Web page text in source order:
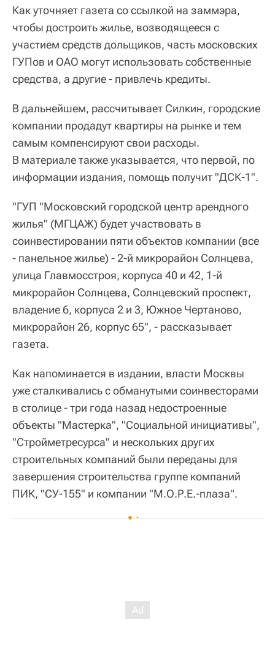
Как уточняет газета со ссылкой на заммэра,
чтобы достроить жилье, возводящееся с
участием средств дольщиков, часть московских
ГУПов и ОАО могут использовать собственные
средства, а другие - привлечь кредиты.
В дальнейшем, рассчитывает Силкин, городские
компании продадут квартиры на рынке и тем
самым компенсируют свои расходы.
В материале также указывается, что первой, по
информации издания, помощь получит "ДСК-1".
"ГУП "Московский городской центр арендного
жилья" (МГЦАЖ) будет участвовать в
соинвестировании пяти объектов компании (все
- панельное жилье) - 2-й микрорайон Солнцева,
улица Главмосстроя, корпуса 40 и 42, 1-й
микрорайон Солнцева, Солнцевский проспект,
владение 6, корпуса 2 и 3, Южное Чертаново,
микрорайон 26, корпус 65", - рассказывает
газета.
Как напоминается в издании, власти Москвы
уже сталкивались с обманутыми соинвесторами
в столице - три года назад недостроенные
объекты "Мастерка", "Социальной инициативы",
"Стройметресурса" и нескольких других
строительных компаний были переданы для
завершения строительства группе компаний
ПИК, "СУ-155" и компании "М.О.Р.Е.-плаза".